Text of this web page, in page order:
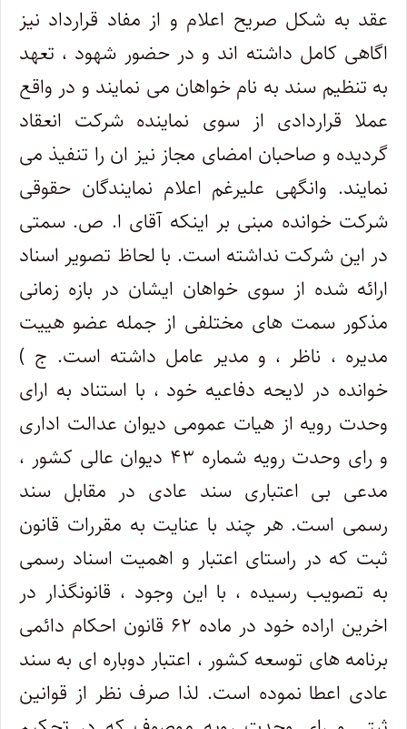
عقد به شکل صریح اعلام و از مفاد قرارداد نیز
اگاهی کامل داشته اند و در حضور شهود ، تعهد
به تنظیم سند به نام خواهان می نمایند و در واقع
عملا قراردادی از سوی نماینده شرکت انعقاد
گردیده و صاحبان امضای مجاز نیز ان را تنفیذ می
نمایند. وانگهی علیرغم اعلام نمایندگان حقوقی
شرکت خوانده مبنی بر اینکه آقای ا. ص. سمتی
در این شرکت نداشته است. با لحاظ تصویر اسناد
ارائه شده از سوی خواهان ایشان در بازه زمانی
مذکور سمت های مختلفی از جمله عضو هییت
مدیره ، ناظر ، و مدیر عامل داشته است. ج )
خوانده در لایحه دفاعیه خود ، با استناد به ارای
وحدت رویه از هیات عمومی دیوان عدالت اداری
و رای وحدت رویه شماره ۴۳ دیوان عالی کشور ،
مدعی بی اعتباری سند عادی در مقابل سند
رسمی است. هر چند با عنایت به مقررات قانون
ثبت که در راستای اعتبار و اهمیت اسناد رسمی
به تصویب رسیده ، با این وجود ، قانونگذار در
اخرین اراده خود در ماده ۶۲ قانون احکام دائمی
برنامه های توسعه کشور ، اعتبار دوباره ای به سند
عادی اعطا نموده است. لذا صرف نظر از قوانین